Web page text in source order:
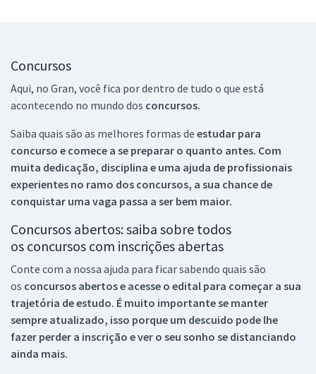
Concursos
Aqui, no Gran, você fica por dentro de tudo o que está
acontecendo no mundo dos concursos.
Saiba quais são as melhores formas de estudar para
concurso e comece a se preparar o quanto antes. Com
muita dedicação, disciplina e uma ajuda de profissionais
experientes no ramo dos concursos, a sua chance de
conquistar uma vaga passa a ser bem maior.
Concursos abertos: saiba sobre todos
os concursos com inscrições abertas
Conte com a nossa ajuda para ficar sabendo quais são
os concursos abertos e acesse o edital para começar a sua
trajetória de estudo. É muito importante se manter
sempre atualizado, isso porque um descuido pode lhe
fazer perder a inscrição e ver o seu sonho se distanciando
ainda mais.